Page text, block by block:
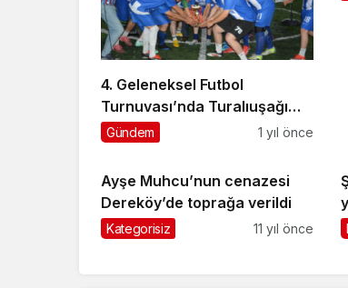
4. Geleneksel Futbol
Turnuvası’nda Turalıuşağı
şampiyon
Gündem 1 yıl önce
Ayşe Muhcu’nun cenazesi
Dereköy’de toprağa verildi
Kategorisiz 11 yıl önce